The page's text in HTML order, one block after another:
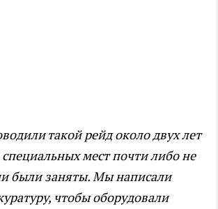
такой рейд около двух лет
специальных мест почти либо не
были заняты. Мы написали
чтобы оборудовали